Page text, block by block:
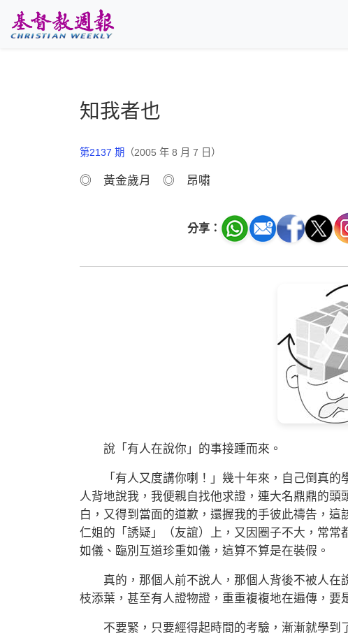
知我者也
第2137 期 （2005 年 8 月 7 日）
◎ 黃金歲月 ◎ 昂嘯
分享：
說「有人在說你」的事接踵而來。
「有人又度講你喇！」幾十年來，自己倒真的
人背地說我，我便親自找他求證，連大名鼎鼎的
白，又得到當面的道歉，還握我的手彼此禱告，
仁姐的「誘疑」（友誼）上，又因圈子不大，常
如儀、臨別互道珍重如儀，這算不算是在裝假。
真的，那個人前不說人，那個人背後不被人在
枝添葉，甚至有人證物證，重重複複地在遍傳，要
不要緊，只要經得起時間的考驗，漸漸就學到